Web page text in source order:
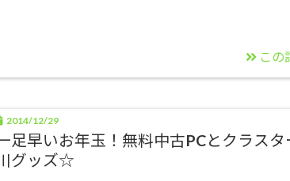
この
2014/12/29
足早いお年玉！無料中古PCとクラスタ
グッズ☆